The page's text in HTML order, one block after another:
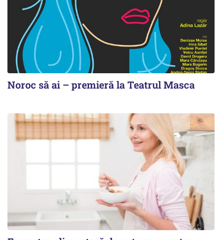
Noroc să ai – premieră la Teatrul Masca